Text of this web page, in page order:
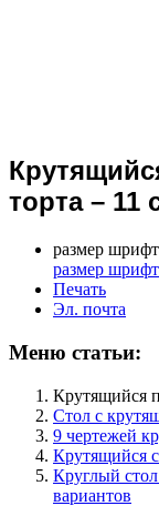
торта – 11
размер
размер
Печать
Эл. почта
Меню статьи:
Крутящийся
Стол с
9 чертежей
Крутящийся
Круглый
вариантов